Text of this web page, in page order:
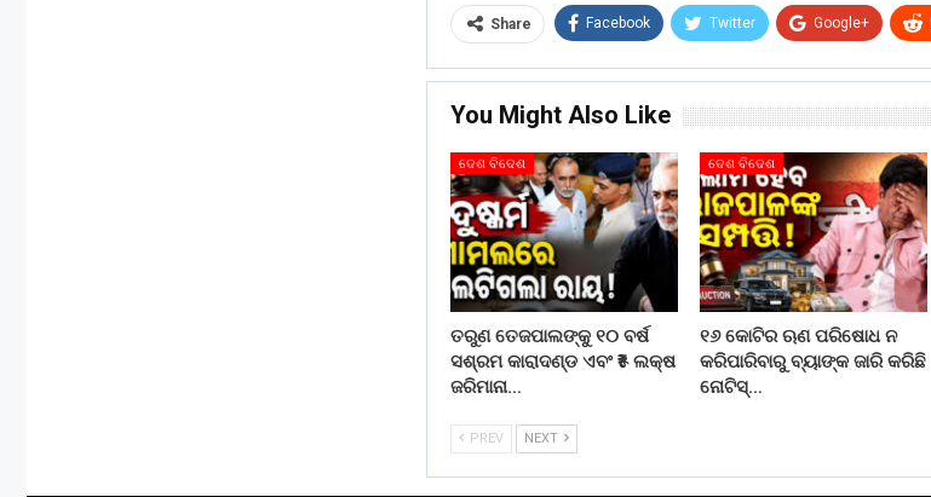
Share Facebook Twitter Google+
You Might Also Like
ଦେଶ ବିଦେଶ
ତରୁଣ ତେଜପାଲଙ୍କୁ ୧୦ ବର୍ଷ
ସଶ୍ରମ କାରାଦଣ୍ଡ ଏବଂ ₹୫ ଲକ୍ଷ
ଜରିମାନା…
ଦେଶ ବିଦେଶ
୧୬ କୋଟିର ଋଣ ପରିଷୋଧ ନ
କରିପାରିବାରୁ ବ୍ୟାଙ୍କ ଜାରି କରିଛି
ନୋଟିସ୍…
PREV NEXT